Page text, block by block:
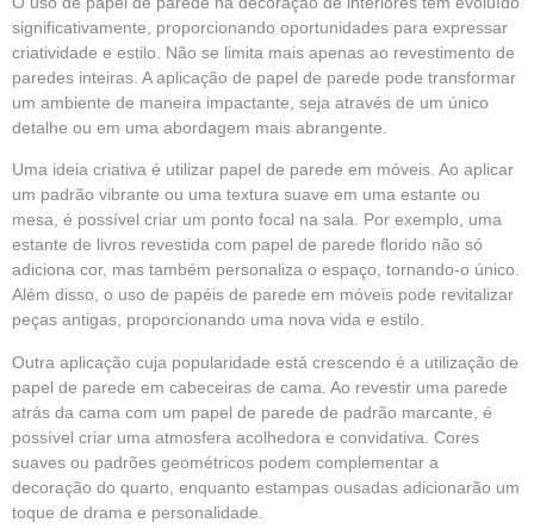
significativamente, proporcionando oportunidades para expressar
criatividade e estilo. Não se limita mais apenas ao revestimento de
paredes inteiras. A aplicação de papel de parede pode transformar
um ambiente de maneira impactante, seja através de um único
detalhe ou em uma abordagem mais abrangente.
Uma ideia criativa é utilizar papel de parede em móveis. Ao aplicar
um padrão vibrante ou uma textura suave em uma estante ou
mesa, é possível criar um ponto focal na sala. Por exemplo, uma
estante de livros revestida com papel de parede florido não só
adiciona cor, mas também personaliza o espaço, tornando-o único.
Além disso, o uso de papéis de parede em móveis pode revitalizar
peças antigas, proporcionando uma nova vida e estilo.
Outra aplicação cuja popularidade está crescendo é a utilização de
papel de parede em cabeceiras de cama. Ao revestir uma parede
atrás da cama com um papel de parede de padrão marcante, é
possível criar uma atmosfera acolhedora e convidativa. Cores
suaves ou padrões geométricos podem complementar a
decoração do quarto, enquanto estampas ousadas adicionarão um
toque de drama e personalidade.